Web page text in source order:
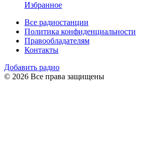
Избранное
Все радиостанции
Политика конфиденциальности
Правообладателям
Контакты
Добавить радио
© 2026 Все права защищены